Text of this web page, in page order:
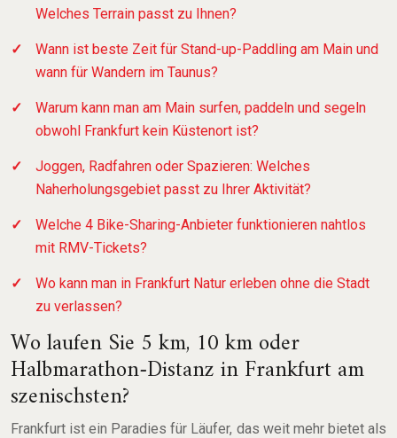
Welches Terrain passt zu Ihnen?
Wann ist beste Zeit für Stand-up-Paddling am Main und
wann für Wandern im Taunus?
Warum kann man am Main surfen, paddeln und segeln
obwohl Frankfurt kein Küstenort ist?
Joggen, Radfahren oder Spazieren: Welches
Naherholungsgebiet passt zu Ihrer Aktivität?
Welche 4 Bike-Sharing-Anbieter funktionieren nahtlos
mit RMV-Tickets?
Wo kann man in Frankfurt Natur erleben ohne die Stadt
zu verlassen?
Wo laufen Sie 5 km, 10 km oder
Halbmarathon-Distanz in Frankfurt am
szenischsten?
Frankfurt ist ein Paradies für Läufer, das weit mehr bietet als